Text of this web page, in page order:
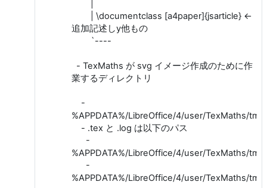
| \documentclass [a4paper]{jsarticle} ←
追加記述しy他もの
`----
- TexMaths が svg イメージ作成のために作
業するディレクトリ
-
%APPDATA%/LibreOffice/4/user/TexMaths/tmp
- .tex と .log は以下のパス
-
%APPDATA%/LibreOffice/4/user/TexMaths/
-
%APPDATA%/LibreOffice/4/user/TexMaths/